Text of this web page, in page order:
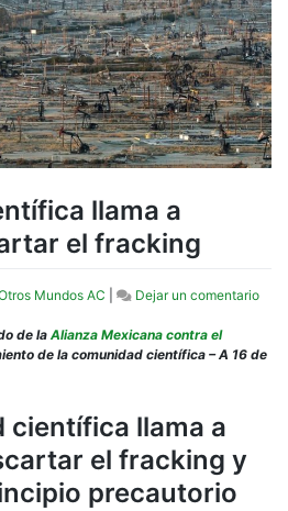
llama a
el fracking
Mundos AC Dejar un comentarioen
de la Alianza Mexicana contra el
de la comunidad científica – A 16 de
científica llama a
el fracking y
precautorio